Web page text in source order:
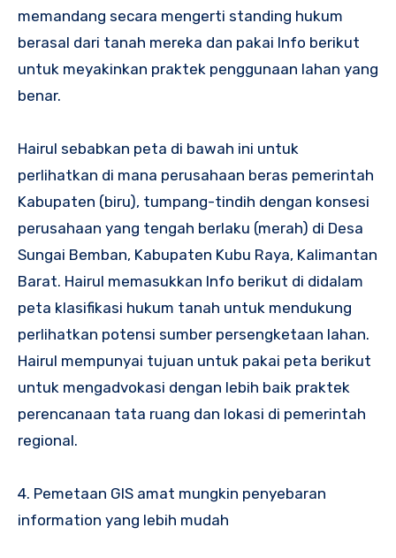
memandang secara mengerti standing hukum
berasal dari tanah mereka dan pakai Info berikut
untuk meyakinkan praktek penggunaan lahan yang
benar.
Hairul sebabkan peta di bawah ini untuk
perlihatkan di mana perusahaan beras pemerintah
Kabupaten (biru), tumpang-tindih dengan konsesi
perusahaan yang tengah berlaku (merah) di Desa
Sungai Bemban, Kabupaten Kubu Raya, Kalimantan
Barat. Hairul memasukkan Info berikut di didalam
peta klasifikasi hukum tanah untuk mendukung
perlihatkan potensi sumber persengketaan lahan.
Hairul mempunyai tujuan untuk pakai peta berikut
untuk mengadvokasi dengan lebih baik praktek
perencanaan tata ruang dan lokasi di pemerintah
regional.
4. Pemetaan GIS amat mungkin penyebaran
information yang lebih mudah